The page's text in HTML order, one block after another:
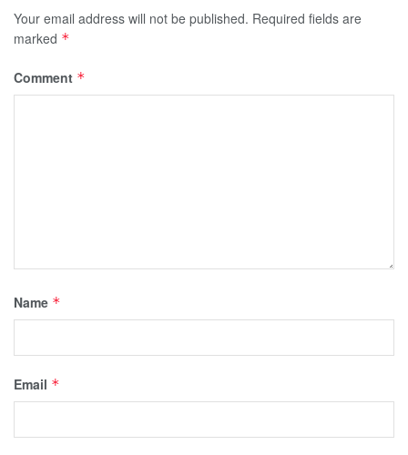
Your email address will not be published. Required fields are
marked *
Comment *
Name *
Email *